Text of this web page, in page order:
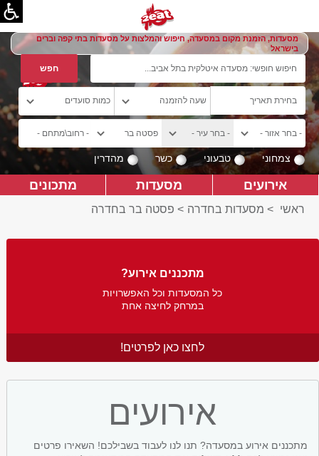
מסעדות, הזמנת מקום במסעדה, חיפוש והמלצות על מסעדות בתי קפה וברים
בישראל
צמחוני טבעוני כשר מהדרין
אירועים מסעדות מתכונים
ראשי > מסעדות בחדרה > פסטה בר בחדרה
מתכננים אירוע?
כל המסעדות וכל האפשרויות
במרחק לחיצה אחת
לחצו כאן לפרטים!
אירועים
מתכננים אירוע במסעדה? תנו לנו לעבוד בשבילכם! השאירו פרטים